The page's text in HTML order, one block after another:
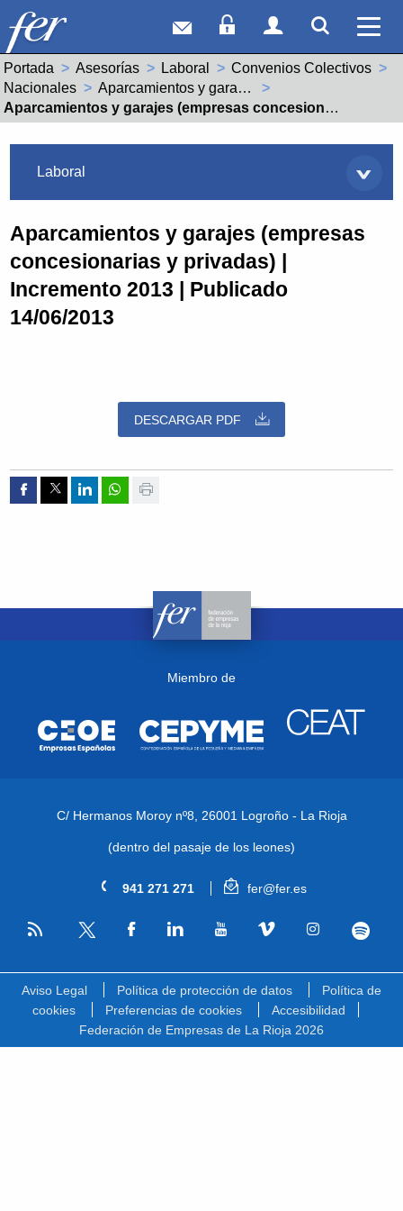
Correo webAcceso Socios
Acceso
Ver
Portada Asesorías Laboral
Convenios Colectivos
Nacionales
Aparcamientos y garajes (empresas concesionarias y privadas) (99011445011900)
Actual:
Aparcamientos y garajes (empresas concesionarias y privadas) | Incremento 2013 | Publicado 14/06/2013
Laboral
Aparcamientos y garajes (empresas
concesionarias y privadas) |
Incremento 2013 | Publicado
14/06/2013
DESCARGAR PDF
Compartir por Facebook
Compartir por Twitter
Compartir por Linkedin
Compartir por whatsapp
Imprimir
Miembro de
C/ Hermanos Moroy nº8, 26001 Logroño - La Rioja
(dentro del pasaje de los leones)
941 271 271 fer@fer.es
RSS
Aviso Legal Política de protección de datos
Política de
cookies
Preferencias de cookies
Accesibilidad
Federación de Empresas de La Rioja 2026